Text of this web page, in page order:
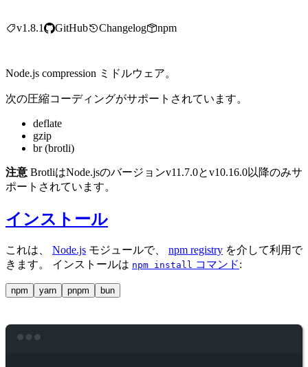
v1.8.1 GitHub Changelog npm
Node.js compression ミドルウェア。
次の圧縮コーディングがサポートされています。
deflate
gzip
br (brotli)
注意 BrotliはNode.jsのバージョンv11.7.0とv10.16.0以降のみサ
ポートされています。
インストール
これは、 Node.js モジュールで、 npm registry を介して利用で
きます。 インストールは npm install コマンド:
npm yarn pnpm bun